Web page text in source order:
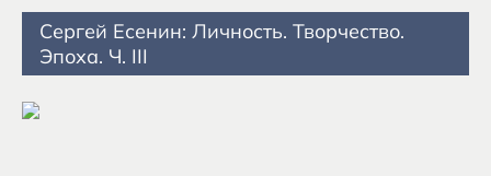
Сергей Есенин: Личность. Творчество.
Эпоха. Ч. III